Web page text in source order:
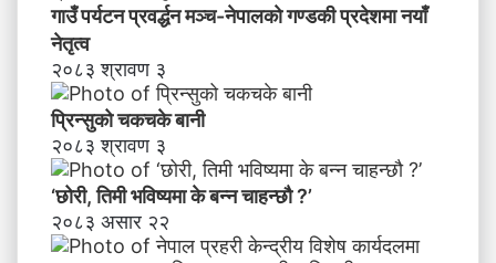
गाउँ पर्यटन प्रवर्द्धन मञ्च-नेपालकाे गण्डकी प्रदेशमा नयाँ
नेतृत्व
२०८३ श्रावण ३
प्रिन्सुको चकचके बानी
२०८३ श्रावण ३
‘छोरी, तिमी भविष्यमा के बन्न चाहन्छौ ?’
२०८३ असार २२